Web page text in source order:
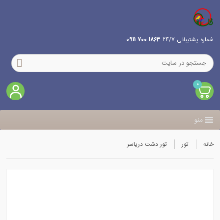
شماره پشتیبانی 24/7 1863 700 0911
0
منو
خانه تور تور دشت دریاسر